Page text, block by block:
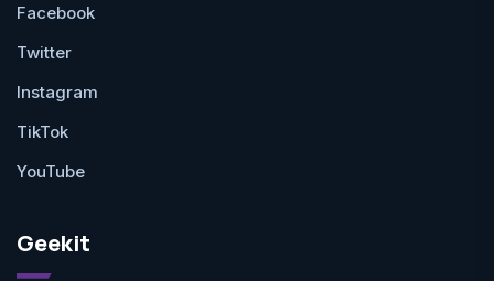
Facebook
Twitter
Instagram
TikTok
YouTube
Geekit